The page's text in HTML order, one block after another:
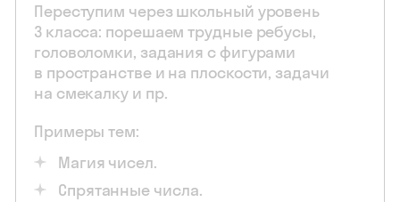
Переступим через школьный уровень
3 класса: порешаем трудные ребусы,
головоломки, задания с фигурами
в пространстве и на плоскости, задачи
на смекалку и пр.
Примеры тем:
Магия чисел.
Спрятанные числа.